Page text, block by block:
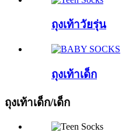
ถุงเท้าวัยรุ่น
ถุงเท้าเด็ก
ถุงเท้าเด็ก/เด็ก